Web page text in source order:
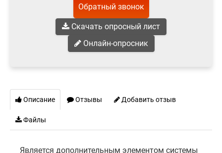
Обратный звонок
Скачать опросный лист
Онлайн-опросник
Описание Отзывы Добавить отзыв
Файлы
Является дополнительным элементом системы